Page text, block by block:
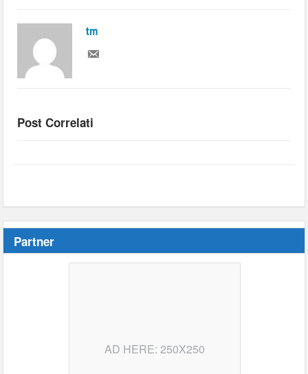
tm
Post Correlati
Partner
AD HERE: 250X250